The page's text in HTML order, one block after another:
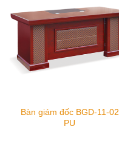
Bàn giám đốc BGD-11-02
PU